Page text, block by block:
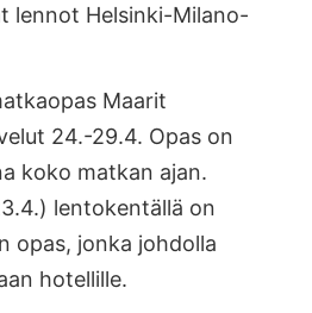
lennot Helsinki-Milano-
Maarit
24.-29.4. Opas on
koko matkan ajan.
lentokentällä on
opas, jonka johdolla
hotellille.